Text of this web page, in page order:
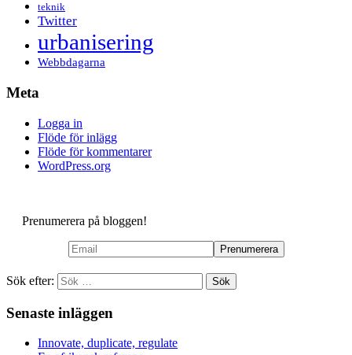
teknik
Twitter
urbanisering
Webbdagarna
Meta
Logga in
Flöde för inlägg
Flöde för kommentarer
WordPress.org
Prenumerera på bloggen!
Sök efter:
Senaste inläggen
Innovate, duplicate, regulate